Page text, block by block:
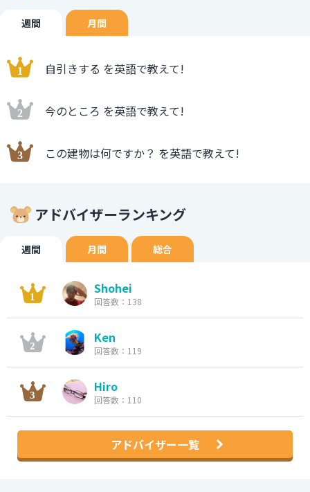
週間 月間
自引きする を英語で教えて!
今のところ を英語で教えて!
この建物は何ですか？ を英語で教えて!
アドバイザーランキング
週間 月間 総合
Shohei
回答数：138
Ken
回答数：119
Hiro
回答数：110
アドバイザー一覧